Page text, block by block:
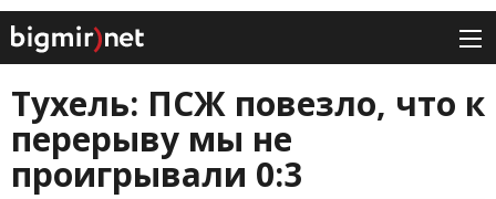
Тухель: ПСЖ повезло, что к
перерыву мы не
проигрывали 0:3